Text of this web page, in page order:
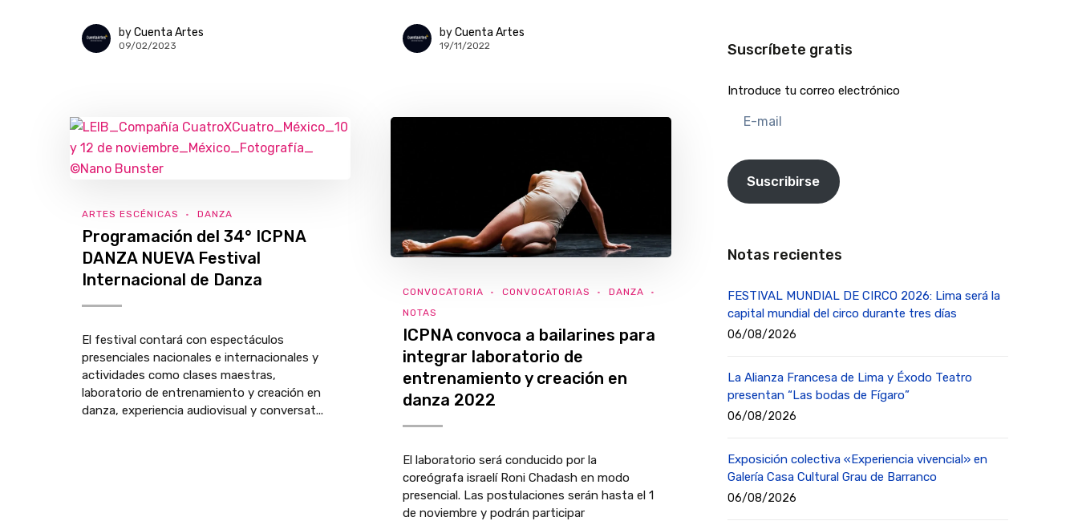
byCuenta Artes
09/02/2023
byCuenta Artes
19/11/2022
ARTES ESCÉNICAS DANZA
Programación del 34° ICPNA
DANZA NUEVA Festival
Internacional de Danza
El festival contará con espectáculos
presenciales nacionales e internacionales y
actividades como clases maestras,
laboratorio de entrenamiento y creación en
danza, experiencia audiovisual y conversat...
CONVOCATORIA CONVOCATORIAS
DANZA
NOTAS
ICPNA convoca a bailarines para
integrar laboratorio de
entrenamiento y creación en
danza 2022
El laboratorio será conducido por la
coreógrafa israelí Roni Chadash en modo
presencial. Las postulaciones serán hasta el 1
de noviembre y podrán participar
Suscríbete gratis
Introduce tu correo electrónico
mail
Suscribirse
Notas recientes
FESTIVAL MUNDIAL DE CIRCO 2026: Lima será la
capital mundial del circo durante tres días
06/08/2026
La Alianza Francesa de Lima y Éxodo Teatro
presentan “Las bodas de Fígaro”
06/08/2026
Exposición colectiva «Experiencia vivencial» en
Galería Casa Cultural Grau de Barranco
06/08/2026